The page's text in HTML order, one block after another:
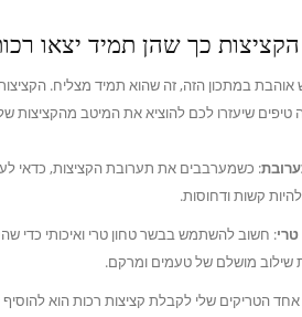
כך שהן תמיד יצאו
במתכון הזה, זה שהוא תמיד מצליח. הקציצות
טיפים שיעזרו לכם להוציא את המיטב מהקציצות
: כשמערבבים את תערובת הקציצות, כדאי
קשות ודחוסות.
: חשוב להשתמש בבשר טחון טרי ואיכותי כדי
שילוב מושלם של טעמים ומרקם.
הטריקים שלי לקבלת קציצות רכות הוא